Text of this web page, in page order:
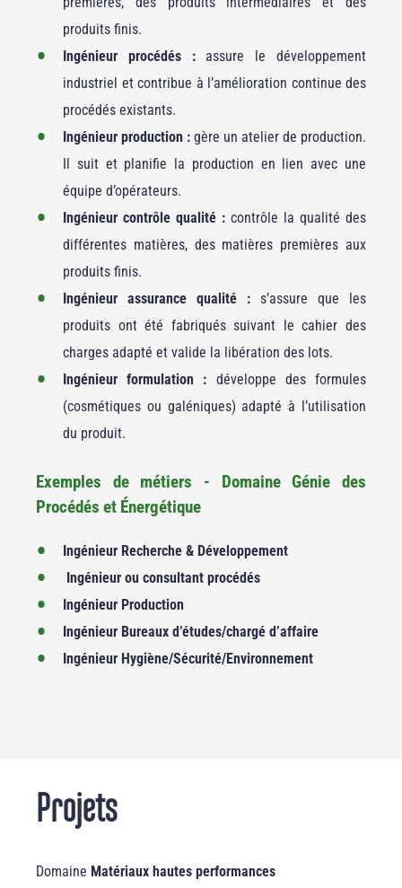
produits finis.
Ingénieur procédés : assure le développement
industriel et contribue à l’amélioration continue des
procédés existants.
Ingénieur production : gère un atelier de production.
Il suit et planifie la production en lien avec une
équipe d’opérateurs.
Ingénieur contrôle qualité : contrôle la qualité des
différentes matières, des matières premières aux
produits finis.
Ingénieur assurance qualité : s’assure que les
produits ont été fabriqués suivant le cahier des
charges adapté et valide la libération des lots.
Ingénieur formulation : développe des formules
(cosmétiques ou galéniques) adapté à l’utilisation
du produit.
Exemples de métiers - Domaine Génie des
Procédés et Énergétique
Ingénieur Recherche & Développement
Ingénieur ou consultant procédés
Ingénieur Production
Ingénieur Bureaux d’études/chargé d’affaire
Ingénieur Hygiène/Sécurité/Environnement
Projets
Domaine Matériaux hautes performances